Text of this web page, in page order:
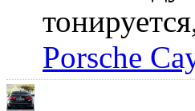
Porsche